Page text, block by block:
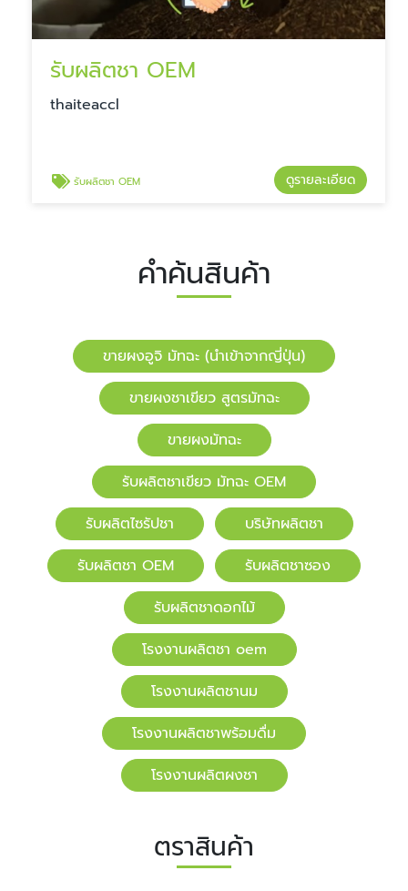
รับผลิตชา OEM
​​thaiteaccl
รับผลิตชา OEM ดูรายละเอียด
คำค้นสินค้า
ขายผงอูจิ มัทฉะ (นำเข้าจากญี่ปุ่น)
ขายผงชาเขียว สูตรมัทฉะ
ขายผงมัทฉะ
รับผลิตชาเขียว มัทฉะ OEM
รับผลิตไซรัปชา
บริษัทผลิตชา
รับผลิตชา OEM
รับผลิตชาซอง
รับผลิตชาดอกไม้
โรงงานผลิตชา oem
โรงงานผลิตชานม
โรงงานผลิตชาพร้อมดื่ม
โรงงานผลิตผงชา
ตราสินค้า